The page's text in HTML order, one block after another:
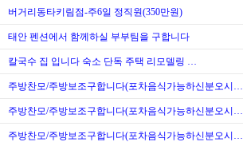
버거리동타키림점-주6일 정직원(350만원)
태안 펜션에서 함께하실 부부팀을 구합니다
칼국수 집 입니다 숙소 단독 주택 리모델링 …
주방찬모/주방보조구합니다(포차음식가능하신분오시…
주방찬모/주방보조구합니다(포차음식가능하신분오시…
주방찬모/주방보조구합니다(포차음식가능하신분오시…